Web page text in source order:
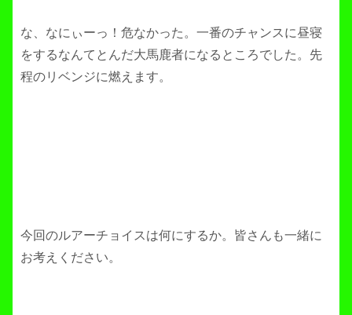
な、なにぃーっ！危なかった。一番のチャンスに昼寝
をするなんてとんだ大馬鹿者になるところでした。先
程のリベンジに燃えます。
今回のルアーチョイスは何にするか。皆さんも一緒に
お考えください。